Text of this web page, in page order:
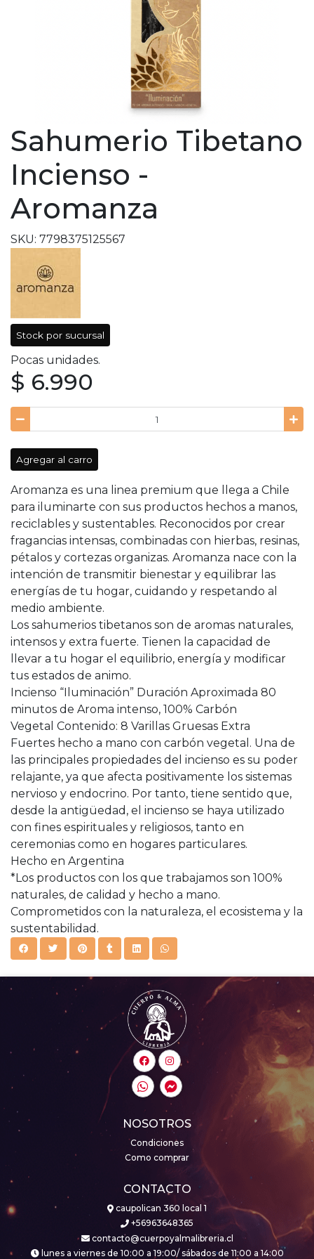
Sahumerio Tibetano
Incienso -
Aromanza
SKU: 7798375125567
Stock por sucursal
Pocas unidades.
$ 6.990
Agregar al carro
Aromanza es una linea premium que llega a Chile
para iluminarte con sus productos hechos a manos,
reciclables y sustentables. Reconocidos por crear
fragancias intensas, combinadas con hierbas, resinas,
pétalos y cortezas organizas. Aromanza nace con la
intención de transmitir bienestar y equilibrar las
energías de tu hogar, cuidando y respetando al
medio ambiente.
Los sahumerios tibetanos son de aromas naturales,
intensos y extra fuerte. Tienen la capacidad de
llevar a tu hogar el equilibrio, energía y modificar
tus estados de animo.
Incienso “Iluminación” Duración Aproximada 80
minutos de Aroma intenso, 100% Carbón
Vegetal Contenido: 8 Varillas Gruesas Extra
Fuertes hecho a mano con carbón vegetal. Una de
las principales propiedades del incienso es su poder
relajante, ya que afecta positivamente los sistemas
nervioso y endocrino. Por tanto, tiene sentido que,
desde la antigüedad, el incienso se haya utilizado
con fines espirituales y religiosos, tanto en
ceremonias como en hogares particulares.
Hecho en Argentina
*Los productos con los que trabajamos son 100%
naturales, de calidad y hecho a mano.
Comprometidos con la naturaleza, el ecosistema y la
sustentabilidad.
NOSOTROS
Condiciones
Como comprar
CONTACTO
caupolican 360 local 1
+56963648365
contacto@cuerpoyalmalibreria.cl
lunes a viernes de 10:00 a 19:00/ sábados de 11:00 a 14:00